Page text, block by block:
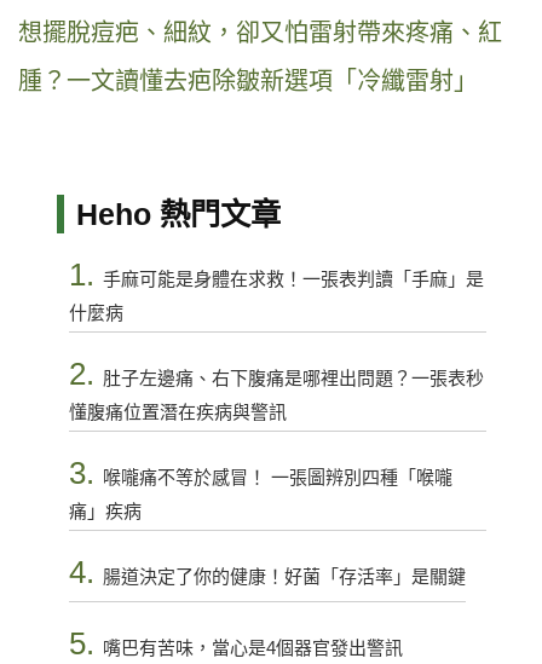
想擺脫痘疤、細紋，卻又怕雷射帶來疼痛、紅
腫？一文讀懂去疤除皺新選項「冷纖雷射」
Heho 熱門文章
1. 手麻可能是身體在求救！一張表判讀「手麻」是
什麼病
2. 肚子左邊痛、右下腹痛是哪裡出問題？一張表秒
懂腹痛位置潛在疾病與警訊
3.
喉嚨痛不等於感冒！ 一張圖辨別四種「喉嚨
痛」疾病
4. 腸道決定了你的健康！好菌「存活率」是關鍵
5. 嘴巴有苦味，當心是4個器官發出警訊